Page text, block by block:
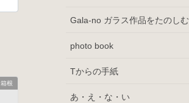
根
Gala-no ガラス作品をたのしむ
photo book
Tからの手紙
あ・え・な・い